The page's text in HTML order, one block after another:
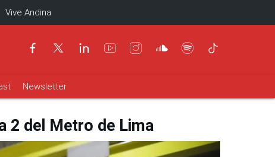
Vive Andina
Newsletter
2 del Metro de Lima